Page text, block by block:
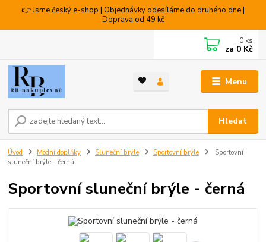
👉 Jsme český e-shop | Objednávky odesíláme do druhého dne |
Doprava od 49 kč
Menu
Hledat
0 ks
za 0 Kč
Úvod Módní doplňky Sluneční brýle Sportovní brýle
Sportovní
sluneční brýle - černá
Sportovní sluneční brýle - černá